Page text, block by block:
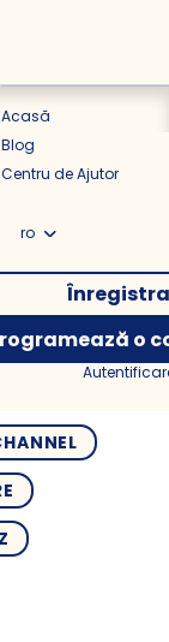
Acasă
Blog
Centru de Ajutor
ro
o
8 min
și